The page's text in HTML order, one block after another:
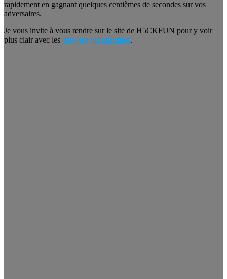
rapidement en gagnant quelques centièmes de secondes sur vos
adversaires.
Je vous invite à vous rendre sur le site de H5CKFUN pour y voir
plus clair avec les claviers mécaniques.